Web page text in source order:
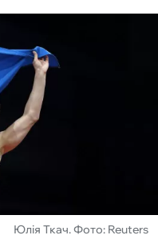
Юлія Ткач. Фото: Reuters